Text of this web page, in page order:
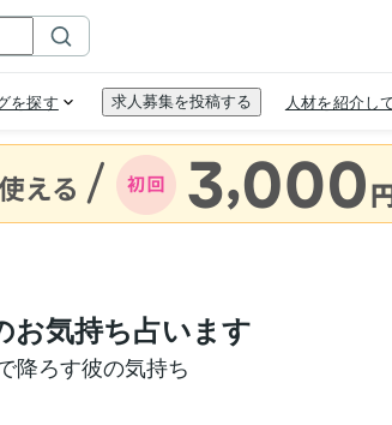
気持ち占います
降ろす彼の気持ち